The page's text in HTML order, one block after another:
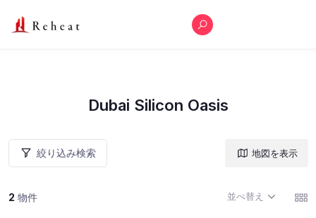
Dubai Silicon Oasis
絞り込み検索
2 物件
地図を表示
並べ替え